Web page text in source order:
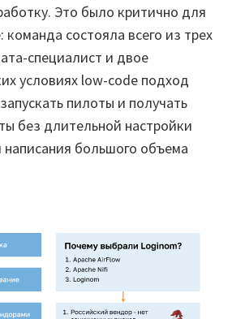
Это было критично для
команда состояла всего из трех
специалист и двое
условиях low-code подход
пилоты и получать
без длительной настройки
написания большого объема